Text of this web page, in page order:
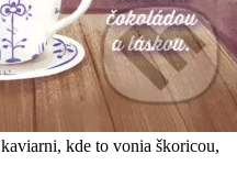
kde to vonia škoricou,